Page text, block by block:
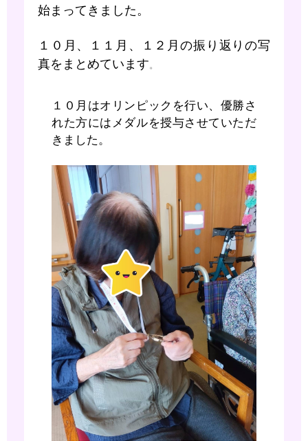
始まってきました。
１０月、１１月、１２月の振り返りの写
真をまとめています。
１０月はオリンピックを行い、優勝さ
れた方にはメダルを授与させていただ
きました。